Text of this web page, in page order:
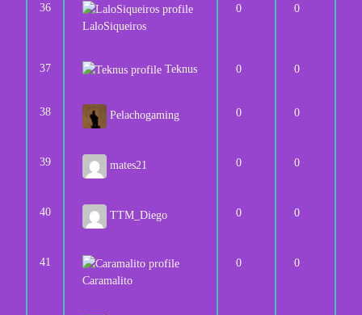
36
LaloSiqueiros
0 0
37 Teknus 0 0
38 Pelachogaming 0 0
39 mates21 0 0
40 TTM_Diego 0 0
41
Caramalito
0 0